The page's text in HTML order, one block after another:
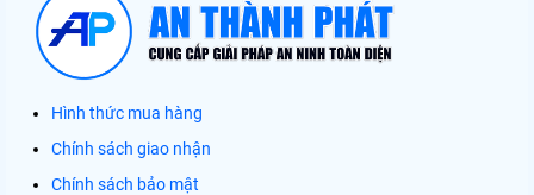
Hình thức mua hàng
Chính sách giao nhận
Chính sách bảo mật